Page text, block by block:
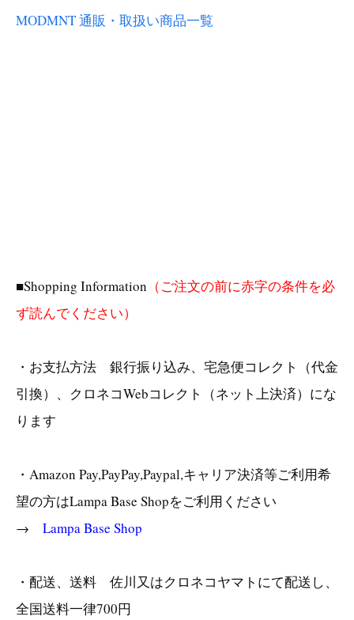
MODMNT 通販・取扱い商品一覧
■Shopping Information （ご注文の前に赤字の条件を必
ず読んでください）
・お支払方法 銀行振り込み、宅急便コレクト（代金
引換）、クロネコWebコレクト（ネット上決済）にな
ります
・Amazon Pay,PayPay,Paypal,キャリア決済等ご利用希
望の方はLampa Base Shopをご利用ください
→ Lampa Base Shop
・配送、送料 佐川又はクロネコヤマトにて配送し、
全国送料一律700円